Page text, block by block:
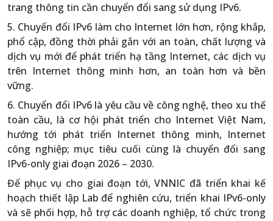
trang thông tin cần chuyển đổi sang sử dụng IPv6.
5. Chuyển đổi IPv6 làm cho Internet lớn hơn, rộng khắp,
phổ cập, đồng thời phải gắn với an toàn, chất lượng và
dịch vụ mới để phát triển hạ tầng Internet, các dịch vụ
trên Internet thông minh hơn, an toàn hơn và bền
vững.
6. Chuyển đổi IPv6 là yêu cầu về công nghệ, theo xu thế
toàn cầu, là cơ hội phát triển cho Internet Việt Nam,
hướng tới phát triển Internet thông minh, Internet
công nghiệp; mục tiêu cuối cùng là chuyển đổi sang
IPv6-only giai đoạn 2026 – 2030.
Để phục vụ cho giai đoạn tới, VNNIC đã triển khai kế
hoạch thiết lập Lab để nghiên cứu, triển khai IPv6-only
và sẽ phối hợp, hỗ trợ các doanh nghiệp, tổ chức trong